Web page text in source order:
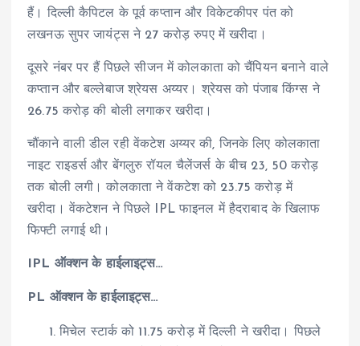
हैं। दिल्ली कैपिटल के पूर्व कप्तान और विकेटकीपर पंत को
लखनऊ सुपर जायंट्स ने 27 करोड़ रुपए में खरीदा।
दूसरे नंबर पर हैं पिछले सीजन में कोलकाता को चैंपियन बनाने वाले
कप्तान और बल्लेबाज श्रेयस अय्यर। श्रेयस को पंजाब किंग्स ने
26.75 करोड़ की बोली लगाकर खरीदा।
चौंकाने वाली डील रही वेंकटेश अय्यर की, जिनके लिए कोलकाता
नाइट राइडर्स और बेंगलुरु रॉयल चैलेंजर्स के बीच 23, 50 करोड़
तक बोली लगी। कोलकाता ने वेंकटेश को 23.75 करोड़ में
खरीदा। वेंकटेशन ने पिछले IPL फाइनल में हैदराबाद के खिलाफ
फिफ्टी लगाई थी।
IPL ऑक्शन के हाईलाइट्स…
PL ऑक्शन के हाईलाइट्स…
मिचेल स्टार्क को 11.75 करोड़ में दिल्ली ने खरीदा। पिछले